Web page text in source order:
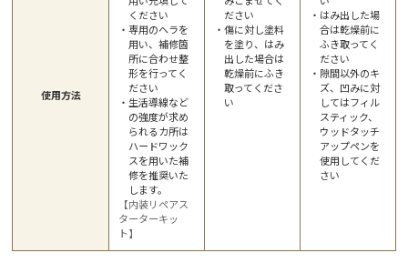
使用方法
ください
専用のヘラを
用い、補修箇
所に合わせ整
形を行ってく
ださい
生活導線など
の強度が求め
られるカ所は
ハードワック
スを用いた補
修を推奨いた
します。
【内装リペアス
ターターキッ
ト】
ださい
傷に対し塗料
を塗り、はみ
出した場合は
乾燥前にふき
取ってくださ
い
はみ出した場
合は乾燥前に
ふき取ってく
ださい
隙間以外のキ
ズ、凹みに対
してはフィル
スティック、
ウッドタッチ
アップペンを
使用してくだ
さい